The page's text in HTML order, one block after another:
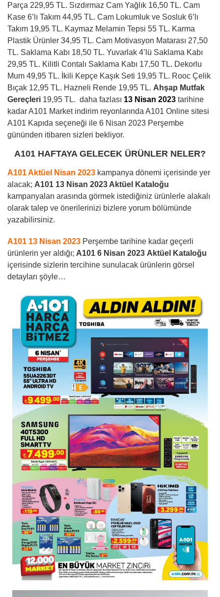
Parça 229,95 TL. Sızdırmaz Cam Yağlık 16,50 TL. Cam
Kase 6’lı Takım 44,95 TL. Cam Lokumluk ve Sosluk 6’lı
Takım 19,95 TL. Kaymaz Melamin Tepsi 55 TL. Karma
Plastik Ürünler 34,95 TL. Cam Motivasyon Matarası 27,50
TL. Saklama Kabı 18,50 TL. Yuvarlak 4’lü Saklama Kabı
29,95 TL. Kilitli Contalı Saklama Kabı 17,50 TL. Dekorlu
Mum 49,95 TL. İkili Kepçe Kaşık Seti 19,95 TL. Rooc Çelik
Bıçak 12,95 TL. Hazneli Rende 19,95 TL. Ahşap Mutfak
Gereçleri 19,95 TL. daha fazlası 13 Nisan 2023 tarihine
kadar A101 Market indirim reyonlarında A101 Online sitesi
A101 Kapıda seçeneği ile 6 Nisan 2023 Perşembe
gününden itibaren sizleri bekliyor.
A101 HAFTAYA GELECEK ÜRÜNLER NELER?
A101 Aktüel Nisan 2023 kampanya dönemi içerisinde yer
alacak; A101 13 Nisan 2023 Aktüel Kataloğu
kampanyaları arasında görmek istediğiniz ürünlerle alakalı
olarak talep ve önerilerinizi bizlere yorum bölümünde
yazabilirsiniz.
A101 13 Nisan 2023 Perşembe tarihine kadar geçerli
ürünlerin yer aldığı; A101 6 Nisan 2023 Aktüel Kataloğu
içerisinde sizlerin tercihine sunulacak ürünlerin görsel
detayları şöyle…